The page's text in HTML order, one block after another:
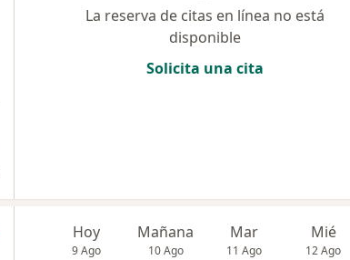
La reserva de citas en línea no está
disponible
Solicita una cita
Hoy
9 Ago
Mañana
10 Ago
Mar
11 Ago
Mié
12 Ago